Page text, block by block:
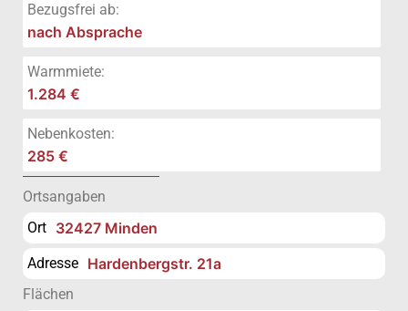
Bezugsfrei ab:
nach Absprache
Warmmiete:
1.284 €
Nebenkosten:
285 €
Ortsangaben
Ort 32427 Minden
Adresse Hardenbergstr. 21a
Flächen